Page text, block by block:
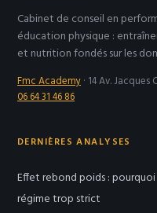
Cabinet de conseil en
éducation physique :
et nutrition fondés sur les
Fmc Academy · 14 Av.
06 64 31 46 86
DERNIÈRES ANALYSES
Effet rebond poids :
régime trop strict